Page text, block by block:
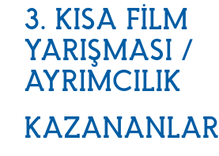
3. KISA FİLM
YARIŞMASI /
AYRIMCILIK
KAZANANLAR